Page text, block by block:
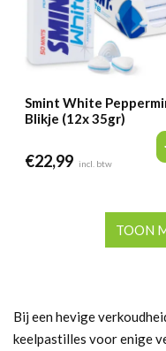
Smint White
Blikje (12x 35gr)
€22,99 incl. btw
TOON
Bij een hevige
keelpastilles voor enige